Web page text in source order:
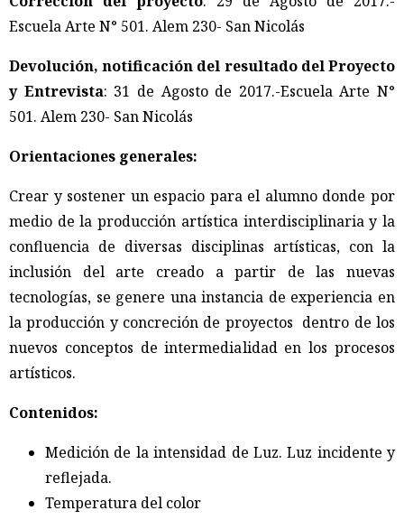
Escuela Arte N° 501. Alem 230- San Nicolás
Devolución, notificación del resultado del Proyecto
y Entrevista: 31 de Agosto de 2017.-Escuela Arte N°
501. Alem 230- San Nicolás
Orientaciones generales:
Crear y sostener un espacio para el alumno donde por
medio de la producción artística interdisciplinaria y la
confluencia de diversas disciplinas artísticas, con la
inclusión del arte creado a partir de las nuevas
tecnologías, se genere una instancia de experiencia en
la producción y concreción de proyectos dentro de los
nuevos conceptos de intermedialidad en los procesos
artísticos.
Contenidos:
Medición de la intensidad de Luz. Luz incidente y
reflejada.
Temperatura del color